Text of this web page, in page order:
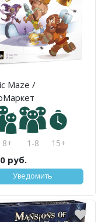
Maze /
8+ 1-8 15+
руб.
Уведомить